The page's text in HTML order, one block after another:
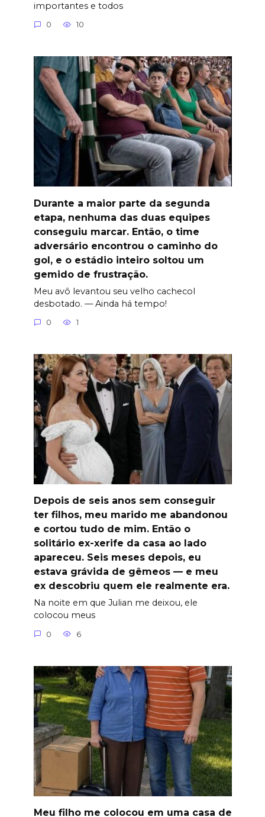
importantes e todos
0 10
Durante a maior parte da segunda
etapa, nenhuma das duas equipes
conseguiu marcar. Então, o time
adversário encontrou o caminho do
gol, e o estádio inteiro soltou um
gemido de frustração.
Meu avô levantou seu velho cachecol
desbotado. — Ainda há tempo!
0 1
Depois de seis anos sem conseguir
ter filhos, meu marido me abandonou
e cortou tudo de mim. Então o
solitário ex-xerife da casa ao lado
apareceu. Seis meses depois, eu
estava grávida de gêmeos — e meu
ex descobriu quem ele realmente era.
Na noite em que Julian me deixou, ele
colocou meus
0 6
Meu filho me colocou em uma casa de